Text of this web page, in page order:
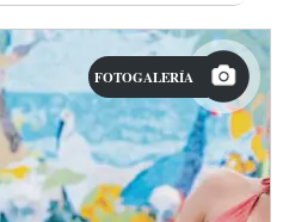
FOTOGALERÍA